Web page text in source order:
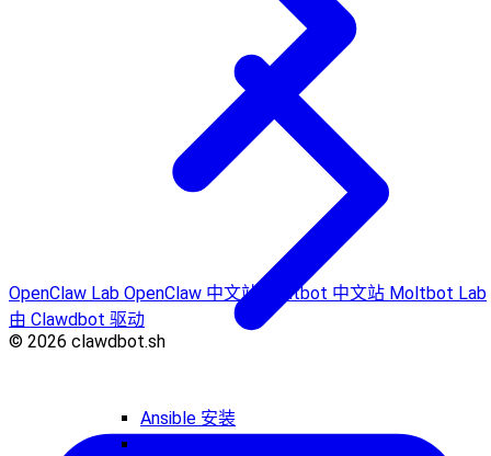
Ansible 安装
OpenClaw Lab OpenClaw 中文站 Moltbot 中文站 Moltbot Lab
由 Clawdbot 驱动
© 2026 clawdbot.sh